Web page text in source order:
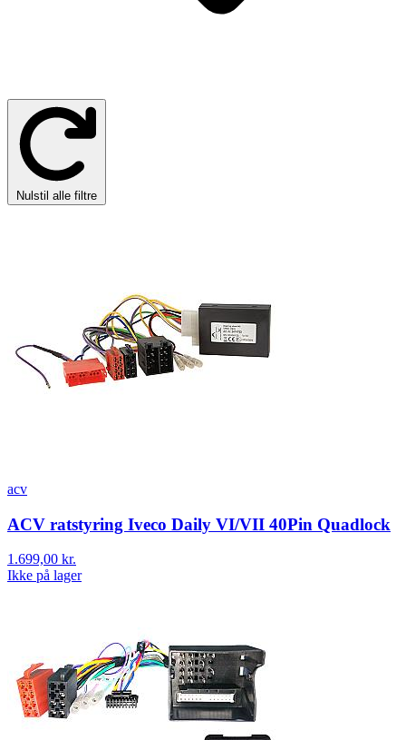
Nulstil alle filtre
acv
ACV ratstyring Iveco Daily VI/VII 40Pin Quadlock
1.699,00 kr.
Ikke på lager